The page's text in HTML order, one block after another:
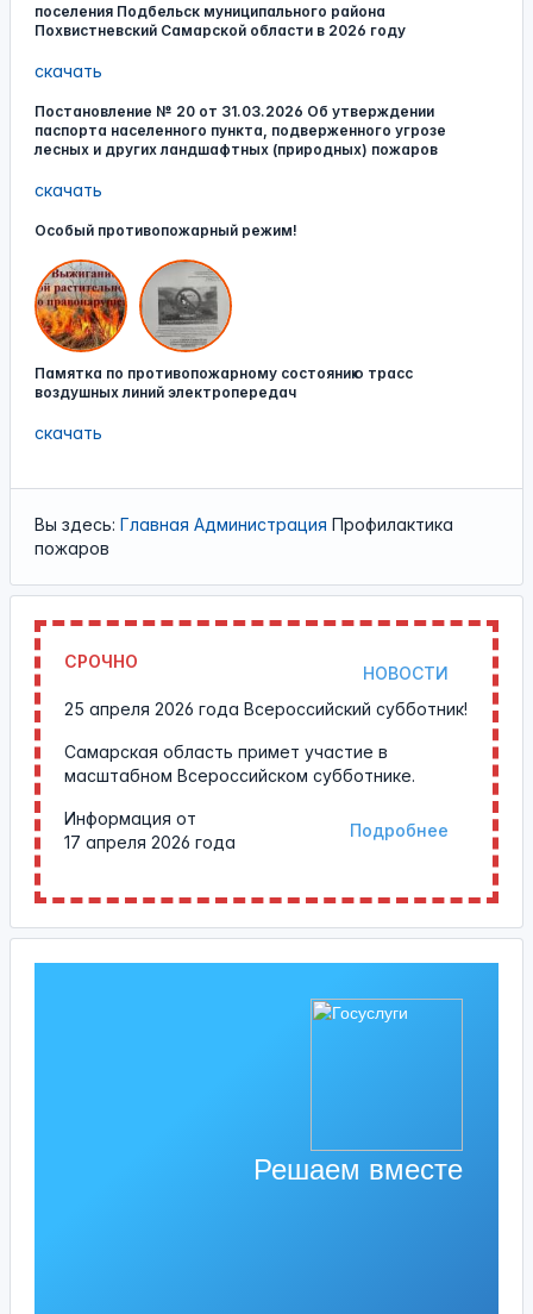
поселения Подбельск муниципального района
Похвистневский Самарской области в 2026 году
скачать
Постановление № 20 от 31.03.2026 Об утверждении
паспорта населенного пункта, подверженного угрозе
лесных и других ландшафтных (природных) пожаров
скачать
Особый противопожарный режим!
Памятка по противопожарному состоянию трасс
воздушных линий электропередач
скачать
Вы здесь: Главная Администрация Профилактика
пожаров
СРОЧНО
НОВОСТИ
25 апреля 2026 года Всероссийский субботник!
Самарская область примет участие в
масштабном Всероссийском субботнике.
Подробнее
Информация от
17 апреля 2026 года
Решаем вместе